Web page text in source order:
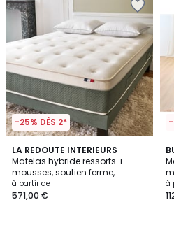
-25% DÈS 2*
LA REDOUTE INTERIEURS
Matelas hybride ressorts +
mousses, soutien ferme,
accueil enveloppant
à partir de
571,00 €
4,4
/ 5
-
à
/